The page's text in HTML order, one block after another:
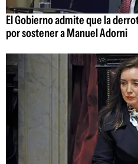
El Gobierno admite que la
por sostener a Manuel Adorni